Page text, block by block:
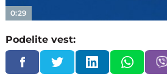
0:29
Podelite vest: